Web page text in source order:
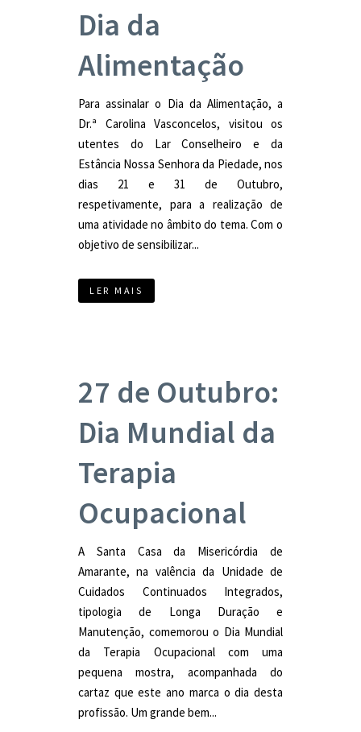
Dia da
Alimentação
Para assinalar o Dia da Alimentação, a
Dr.ª Carolina Vasconcelos, visitou os
utentes do Lar Conselheiro e da
Estância Nossa Senhora da Piedade, nos
dias 21 e 31 de Outubro,
respetivamente, para a realização de
uma atividade no âmbito do tema. Com o
objetivo de sensibilizar...
LER MAIS
27 de Outubro:
Dia Mundial da
Terapia
Ocupacional
A Santa Casa da Misericórdia de
Amarante, na valência da Unidade de
Cuidados Continuados Integrados,
tipologia de Longa Duração e
Manutenção, comemorou o Dia Mundial
da Terapia Ocupacional com uma
pequena mostra, acompanhada do
cartaz que este ano marca o dia desta
profissão. Um grande bem...